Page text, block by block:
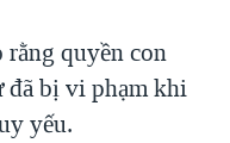
quyền con
đã bị vi phạm khi
yếu.